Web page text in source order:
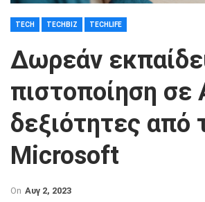
TECH TECHBIZ TECHLIFE
Δωρεάν
πιστοποίηση σε
δεξιότητες από
Microsoft
On Αυγ 2, 2023